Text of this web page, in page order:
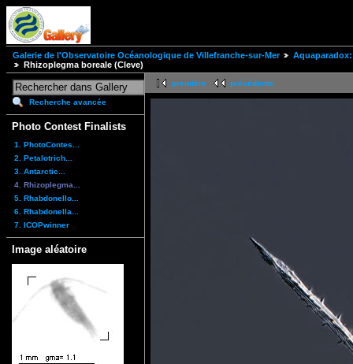
Galerie de l'Observatoire Océanologique de Villefranche-sur-Mer
Rhizoplegma boreale (Cleve)
Recherche avancée
Photo Contest Finalists
1. PhotoContes...
2. Petalotrich...
3. Antarctic...
4. Rhizoplegma...
5. Rhabdonello...
6. Rhabdonella...
7. ICOPwinner
Image aléatoire
première précédente